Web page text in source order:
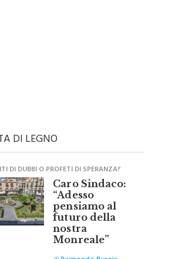
DI LEGNO
DI DUBBI O PROFETI DI SPERANZA?
Caro Sindaco:
“Adesso
pensiamo al
futuro della
nostra
Monreale”